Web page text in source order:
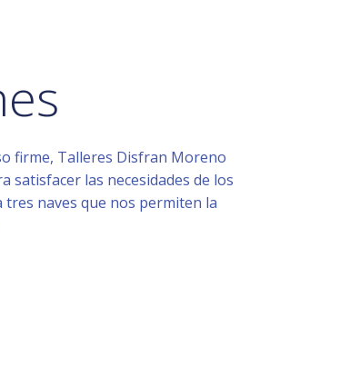
firme, Talleres Disfran Moreno
satisfacer las necesidades de los
tres naves que nos permiten la